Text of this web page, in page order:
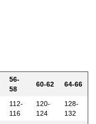
56-
58
60-62 64-66
112-
116
120-
124
128-
132